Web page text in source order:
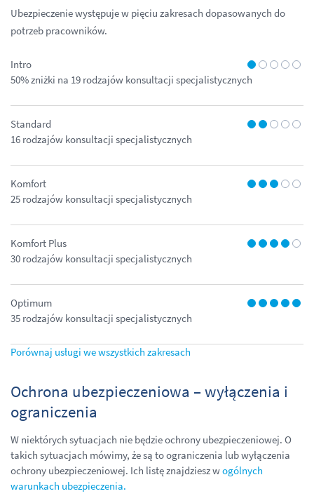
Ubezpieczenie występuje w pięciu zakresach dopasowanych do
potrzeb pracowników.
Intro
50% zniżki na 19 rodzajów konsultacji specjalistycznych
Standard
16 rodzajów konsultacji specjalistycznych
Komfort
25 rodzajów konsultacji specjalistycznych
Komfort Plus
30 rodzajów konsultacji specjalistycznych
Optimum
35 rodzajów konsultacji specjalistycznych
Porównaj usługi we wszystkich zakresach
Ochrona ubezpieczeniowa – wyłączenia i
ograniczenia
W niektórych sytuacjach nie będzie ochrony ubezpieczeniowej. O
takich sytuacjach mówimy, że są to ograniczenia lub wyłączenia
ochrony ubezpieczeniowej. Ich listę znajdziesz wogólnych
warunkach ubezpieczenia.